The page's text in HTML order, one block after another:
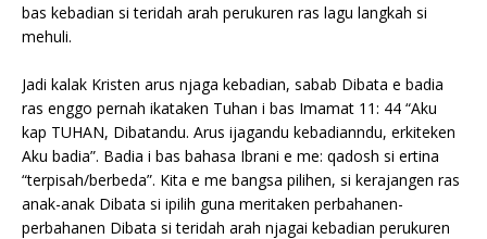
bas kebadian si teridah arah perukuren ras lagu langkah si
mehuli.
Jadi kalak Kristen arus njaga kebadian, sabab Dibata e badia
ras enggo pernah ikataken Tuhan i bas Imamat 11: 44 “Aku
kap TUHAN, Dibatandu. Arus ijagandu kebadianndu, erkiteken
Aku badia”. Badia i bas bahasa Ibrani e me: qadosh si ertina
“terpisah/berbeda”. Kita e me bangsa pilihen, si kerajangen ras
anak-anak Dibata si ipilih guna meritaken perbahanen-
perbahanen Dibata si teridah arah njagai kebadian perukuren